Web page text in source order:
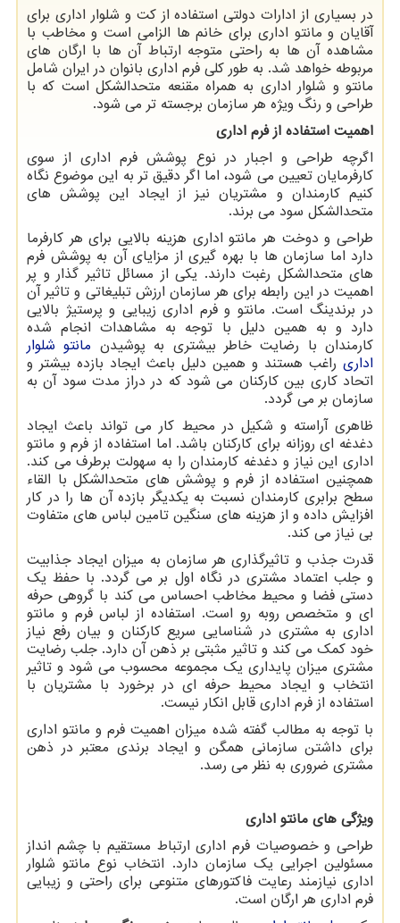
در بسیاری از ادارات دولتی استفاده از کت و شلوار اداری برای
آقایان و مانتو اداری برای خانم ها الزامی است و مخاطب با
مشاهده آن ها به راحتی متوجه ارتباط آن ها با ارگان های
مربوطه خواهد شد. به طور کلی فرم اداری بانوان در ایران شامل
مانتو و شلوار اداری به همراه مقنعه متحدالشکل است که با
طراحی و رنگ ویژه هر سازمان برجسته تر می شود.
اهمیت استفاده از فرم اداری
اگرچه طراحی و اجبار در نوع پوشش فرم اداری از سوی
کارفرمایان تعیین می شود، اما اگر دقیق تر به این موضوع نگاه
کنیم کارمندان و مشتریان نیز از ایجاد این پوشش های
متحدالشکل سود می برند.
طراحی و دوخت هر مانتو اداری هزینه بالایی برای هر کارفرما
دارد اما سازمان ها با بهره گیری از مزایای آن به پوشش فرم
های متحدالشکل رغبت دارند. یکی از مسائل تاثیر گذار و پر
اهمیت در این رابطه برای هر سازمان ارزش تبلیغاتی و تاثیر آن
در برندینگ است. مانتو و فرم اداری زیبایی و پرستیژ بالایی
دارد و به همین دلیل با توجه به مشاهدات انجام شده
کارمندان با رضایت خاطر بیشتری به پوشیدن مانتو شلوار
اداری راغب هستند و همین دلیل باعث ایجاد بازده بیشتر و
اتحاد کاری بین کارکنان می شود که در دراز مدت سود آن به
سازمان بر می گردد.
ظاهری آراسته و شکیل در محیط کار می تواند باعث ایجاد
دغدغه ای روزانه برای کارکنان باشد. اما استفاده از فرم و مانتو
اداری این نیاز و دغدغه کارمندان را به سهولت برطرف می کند.
همچنین استفاده از فرم و پوشش های متحدالشکل با القاء
سطح برابری کارمندان نسبت به یکدیگر بازده آن ها را در کار
افزایش داده و از هزینه های سنگین تامین لباس های متفاوت
بی نیاز می کند.
قدرت جذب و تاثیرگذاری هر سازمان به میزان ایجاد جذابیت
و جلب اعتماد مشتری در نگاه اول بر می گردد. با حفظ یک
دستی فضا و محیط مخاطب احساس می کند با گروهی حرفه
ای و متخصص روبه رو است. استفاده از لباس فرم و مانتو
اداری به مشتری در شناسایی سریع کارکنان و بیان رفع نیاز
خود کمک می کند و تاثیر مثبتی بر ذهن آن دارد. جلب رضایت
مشتری میزان پایداری یک مجموعه محسوب می شود و تاثیر
انتخاب و ایجاد محیط حرفه ای در برخورد با مشتریان با
استفاده از فرم اداری قابل انکار نیست.
با توجه به مطالب گفته شده میزان اهمیت فرم و مانتو اداری
برای داشتن سازمانی همگن و ایجاد برندی معتبر در ذهن
مشتری ضروری به نظر می رسد.
ویژگی های مانتو اداری
طراحی و خصوصیات فرم اداری ارتباط مستقیم با چشم انداز
مسئولین اجرایی یک سازمان دارد. انتخاب نوع مانتو شلوار
اداری نیازمند رعایت فاکتورهای متنوعی برای راحتی و زیبایی
فرم اداری هر ارگان است.